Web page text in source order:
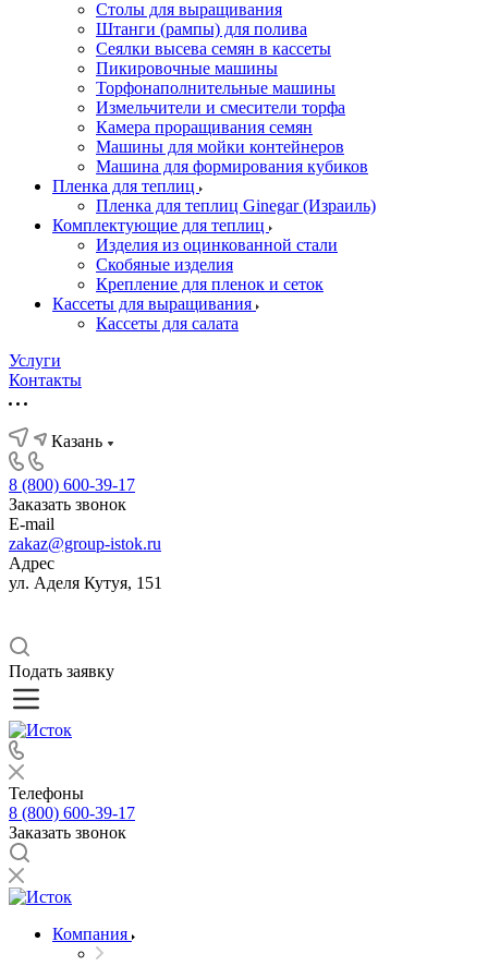
Столы для выращивания
Штанги (рампы) для полива
Сеялки высева семян в кассеты
Пикировочные машины
Торфонаполнительные машины
Измельчители и смесители торфа
Камера проращивания семян
Машины для мойки контейнеров
Машина для формирования кубиков
Пленка для теплиц
Пленка для теплиц Ginegar (Израиль)
Комплектующие для теплиц
Изделия из оцинкованной стали
Скобяные изделия
Крепление для пленок и сеток
Кассеты для выращивания
Кассеты для салата
Услуги
Контакты
Казань
8 (800) 600-39-17
Заказать звонок
E-mail
zakaz@group-istok.ru
Адрес
ул. Аделя Кутуя, 151
Подать заявку
Телефоны
8 (800) 600-39-17
Заказать звонок
Компания